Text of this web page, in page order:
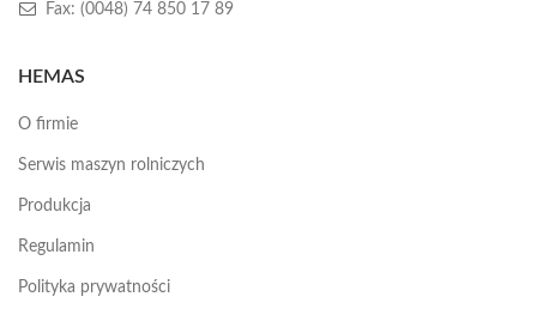
Fax: (0048) 74 850 17 89
HEMAS
O firmie
Serwis maszyn rolniczych
Produkcja
Regulamin
Polityka prywatności